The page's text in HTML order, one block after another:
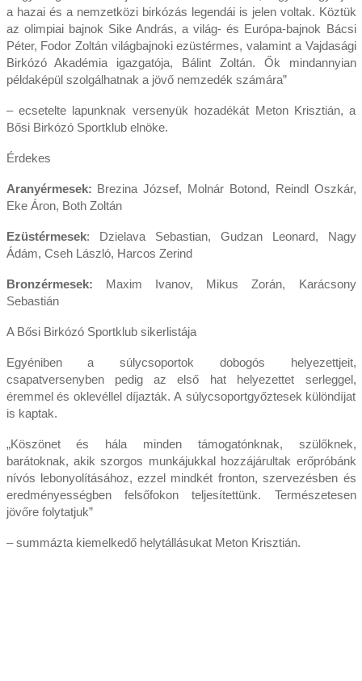
a hazai és a nemzetközi birkózás legendái is jelen voltak. Köztük
az olimpiai bajnok Sike András, a világ- és Európa-bajnok Bácsi
Péter, Fodor Zoltán világbajnoki ezüstérmes, valamint a Vajdasági
Birkózó Akadémia igazgatója, Bálint Zoltán. Ők mindannyian
példaképül szolgálhatnak a jövő nemzedék számára”
– ecsetelte lapunknak versenyük hozadékát Meton Krisztián, a
Bősi Birkózó Sportklub elnöke.
Érdekes
Aranyérmesek: Brezina József, Molnár Botond, Reindl Oszkár,
Eke Áron, Both Zoltán
Ezüstérmesek: Dzielava Sebastian, Gudzan Leonard, Nagy
Ádám, Cseh László, Harcos Zerind
Bronzérmesek: Maxim Ivanov, Mikus Zorán, Karácsony
Sebastián
A Bősi Birkózó Sportklub sikerlistája
Egyéniben a súlycsoportok dobogós helyezettjeit,
csapatversenyben pedig az első hat helyezettet serleggel,
éremmel és oklevéllel díjazták. A súlycsoportgyőztesek különdíjat
is kaptak.
„Köszönet és hála minden támogatónknak, szülőknek,
barátoknak, akik szorgos munkájukkal hozzájárultak erőpróbánk
nívós lebonyolításához, ezzel mindkét fronton, szervezésben és
eredményességben felsőfokon teljesítettünk. Természetesen
jövőre folytatjuk”
– summázta kiemelkedő helytállásukat Meton Krisztián.